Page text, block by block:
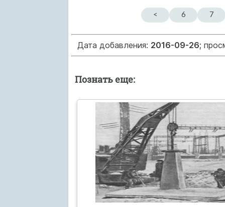
< 6 7
Дата добавления: 2016-09-26;
Познать еще: